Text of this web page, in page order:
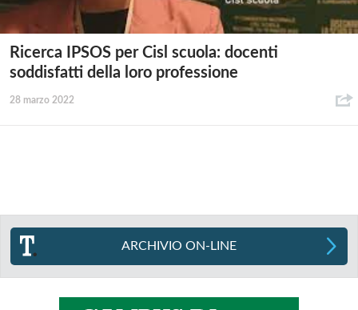
Ricerca IPSOS per Cisl scuola: docenti
soddisfatti della loro professione
28 marzo 2022
ARCHIVIO ON-LINE